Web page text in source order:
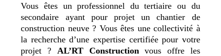
Vous êtes un professionnel du tertiaire ou du
secondaire ayant pour projet un chantier de
construction neuve ? Vous êtes une collectivité à
la recherche d’une expertise certifiée pour votre
projet ? AL’RT Construction vous offre les